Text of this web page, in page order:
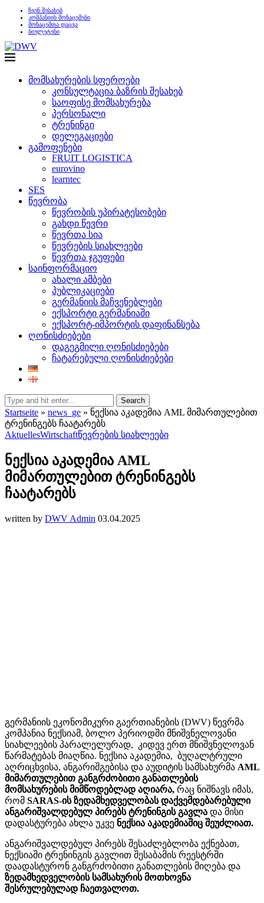
ჩვენ შესახებ
კომპანიის მონაცემები
მონაცემთა დაცვა
ბიულეტენი
მომსახურების სფეროები
კონსულტაცია ბაზრის შესახებ
საოფისე მომსახურება
პერსონალი
ტრენინგი
დელეგაციები
გამოფენები
FRUIT LOGISTICA
eurovino
learntec
SES
წევრობა
წევრობის უპირატესობები
გახდი წევრი
წევრთა სია
წევრების სიახლეები
წევრთა ჯგუფები
საინფორმაციო
ახალი ამბები
პუბლიკაციები
გერმანიის მაჩვენებლები
ექსპორტი გერმანიაში
ექსპორტ-იმპორტის დაფინანსება
ღონისძიებები
დაგეგმილი ღონისძიებები
ჩატარებული ღონისძიებები
Search
Startseite » news_ge » ნექსია აკადემია AML მიმართულებით
ტრენინგებს ჩაატარებს
AktuellesWirtschaftწევრების სიახლეები
ნექსია აკადემია AML
მიმართულებით ტრენინგებს
ჩაატარებს
written by DWV Admin 03.04.2025
გერმანიის ეკონომიკური გაერთიანების (DWV) წევრმა
კომპანია ნექსიამ, ბოლო პერიოდში მნიშვნელოვანი
სიახლეების პარალელურად, კიდევ ერთ მნიშვნელოვან
წარმატებას მიაღწია. ნექსია აკადემია, ბუღალტრული
აღრიცხვისა, ანგარიშგებისა და აუდიტის სამსახურმა AML
მიმართულებით განგრძობითი განათლების
მომსახურების მიმწოდებლად აღიარა, რაც ნიშნავს იმას,
რომ SARAS-ის ზედამხედველობას დაქვემდებარებული
ანგარიშვალდებულ პირებს ტრენინგის გავლა და მისი
დადასტურება ახლა უკვე ნექსია აკადემიაშიც შეუძლიათ.
ანგარიშვალდებულ პირებს შესაძლებლობა ექნებათ,
ნექსიაში ტრენინგის გავლით შესაბამის რეესტრში
დაადასტურონ განგრძობითი განათლების მიღება და
ზედამხედველობის სამსახურის მოთხოვნა
შესრულებულად ჩაეთვალოთ.